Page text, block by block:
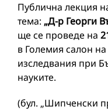
Публична лекция
тема: „Д-р Георги
ще се проведе на
в Големия салон
изследвания при
науките.
(бул. „Шипченски